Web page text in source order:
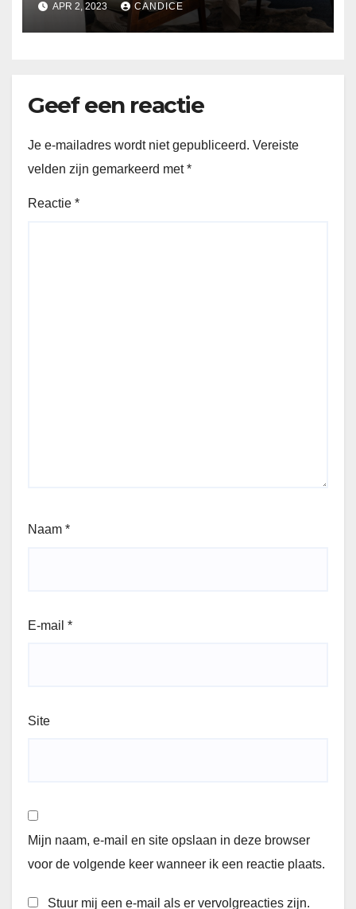
APR 2, 2023 CANDICE
Geef een reactie
Je e-mailadres wordt niet gepubliceerd. Vereiste
velden zijn gemarkeerd met*
Reactie *
Naam *
E-mail *
Site
Mijn naam, e-mail en site opslaan in deze browser
voor de volgende keer wanneer ik een reactie plaats.
Stuur mij een e-mail als er vervolgreacties zijn.